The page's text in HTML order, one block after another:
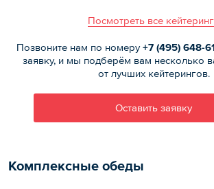
Посмотреть все
Позвоните нам по номеру+7 (495) 648-
заявку, и мы подберём вам несколько
от лучших кейтерингов.
Оставить заявку
Комплексные обеды